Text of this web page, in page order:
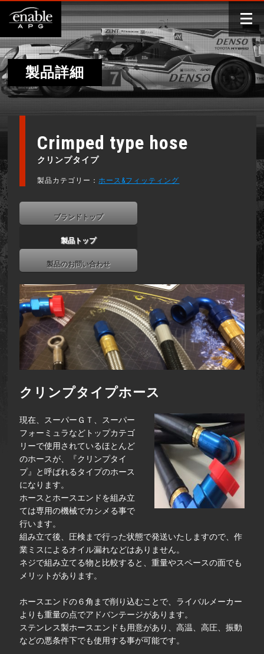
製品詳細
Crimped type hose
クリンプタイプ
製品カテゴリー：ホース&フィッティング
ブランドトップ
製品トップ
製品のお問い合わせ
クリンプタイプホース
現在、スーパーＧＴ、スーパー
フォーミュラなどトップカテゴ
リーで使用されているほとんど
のホースが、『クリンプタイ
プ』と呼ばれるタイプのホース
になります。
ホースとホースエンドを組み立
ては専用の機械でカシメる事で
行います。
組み立て後、圧検まで行った状態で発送いたしますので、作
業ミスによるオイル漏れなどはありません。
ネジで組み立てる物と比較すると、重量やスペースの面でも
メリットがあります。
ホースエンドの６角まで削り込むことで、ライバルメーカー
よりも重量の点でアドバンテージがあります。
ステンレス製ホースエンドも用意があり、高温、高圧、振動
などの悪条件下でも使用する事が可能です。